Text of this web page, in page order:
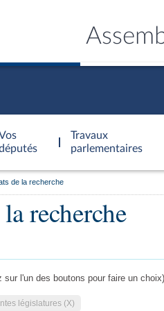
Travaux
parlementaires
de la recherche
recherche
sur l'un des boutons pour faire un choix)
législatures (X)